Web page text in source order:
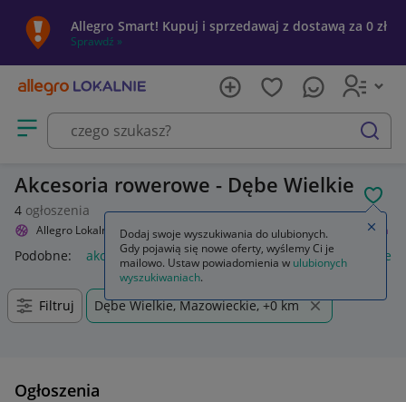
Allegro Smart! Kupuj i sprzedawaj z dostawą za 0 zł
Sprawdź »
Otwórz menu z kategoriami
szukaj
Akcesoria rowerowe - Dębe Wielkie
4 ogłoszenia
Allegro Lokalnie Sport i turystyka Rowery i akcesoria Akcesoria
Podobne: akcesoria akcesoria wędkarskie akcesoria
Filtruj Dębe Wielkie, Mazowieckie, +0 km
Ogłoszenia
Dodaj swoje wyszukiwania do ulubionych.
Gdy pojawią się nowe oferty, wyślemy Ci je
mailowo. Ustaw powiadomienia w ulubionych
wyszukiwaniach.